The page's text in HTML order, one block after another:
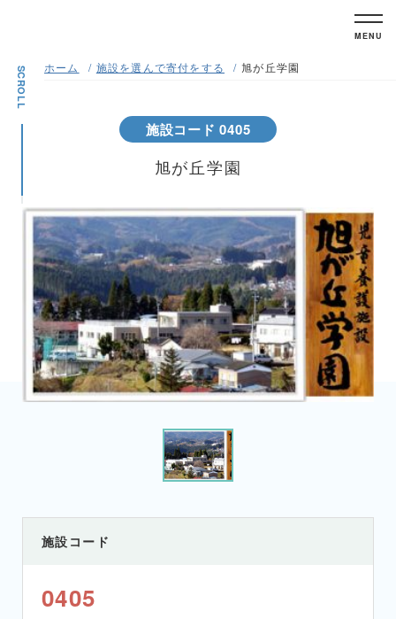
MENU
SCROLL ホーム 施設を選んで寄付をする 旭が丘学園
施設コード 0405
旭が丘学園
施設コード
0405